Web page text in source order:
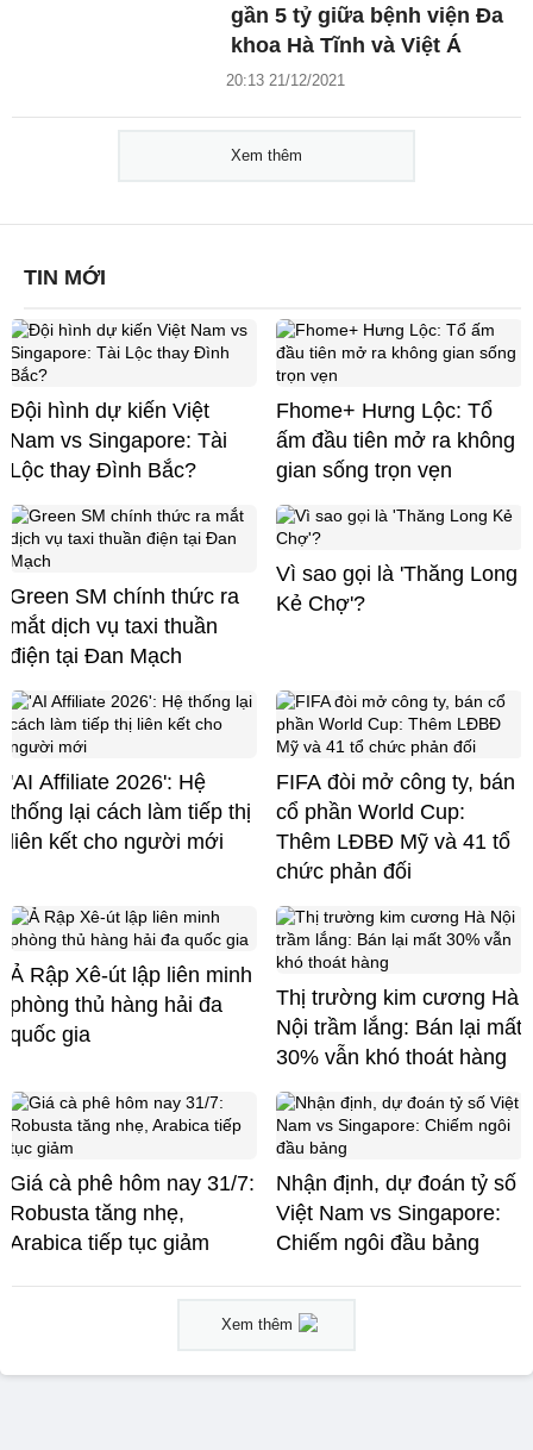
gần 5 tỷ giữa bệnh viện Đa
khoa Hà Tĩnh và Việt Á
20:13 21/12/2021
Xem thêm
TIN MỚI
Đội hình dự kiến Việt
Nam vs Singapore: Tài
Lộc thay Đình Bắc?
Fhome+ Hưng Lộc: Tổ
ấm đầu tiên mở ra không
gian sống trọn vẹn
Green SM chính thức ra
mắt dịch vụ taxi thuần
điện tại Đan Mạch
Vì sao gọi là 'Thăng Long
Kẻ Chợ'?
'AI Affiliate 2026': Hệ
thống lại cách làm tiếp thị
liên kết cho người mới
FIFA đòi mở công ty, bán
cổ phần World Cup:
Thêm LĐBĐ Mỹ và 41 tổ
chức phản đối
Ả Rập Xê-út lập liên minh
phòng thủ hàng hải đa
quốc gia
Thị trường kim cương Hà
Nội trầm lắng: Bán lại mất
30% vẫn khó thoát hàng
Giá cà phê hôm nay 31/7:
Robusta tăng nhẹ,
Arabica tiếp tục giảm
Nhận định, dự đoán tỷ số
Việt Nam vs Singapore:
Chiếm ngôi đầu bảng
Xem thêm